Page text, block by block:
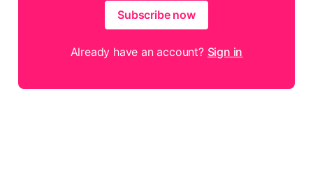
Subscribe now
Already have an account? Sign in